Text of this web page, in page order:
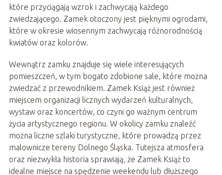
które przyciągają wzrok i zachwycają każdego
zwiedzającego. Zamek otoczony jest pięknymi ogrodami,
które w okresie wiosennym zachwycają różnorodnością
kwiatów oraz kolorów.
Wewnątrz zamku znajduje się wiele interesujących
pomieszczeń, w tym bogato zdobione sale, które można
zwiedzać z przewodnikiem. Zamek Książ jest również
miejscem organizacji licznych wydarzeń kulturalnych,
wystaw oraz koncertów, co czyni go ważnym centrum
życia artystycznego regionu. W okolicy zamku znaleźć
można liczne szlaki turystyczne, które prowadzą przez
malownicze tereny Dolnego Śląska. Tutejsza atmosfera
oraz niezwykła historia sprawiają, że Zamek Książ to
idealne miejsce na spędzenie weekendu lub dłuższego